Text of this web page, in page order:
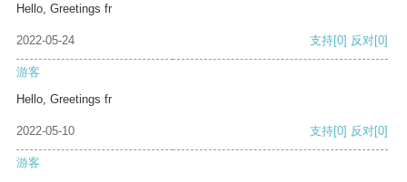
Hello, Greetings fr
2022-05-24 支持[0] 反对[0]
游客
Hello, Greetings fr
2022-05-10 支持[0] 反对[0]
游客